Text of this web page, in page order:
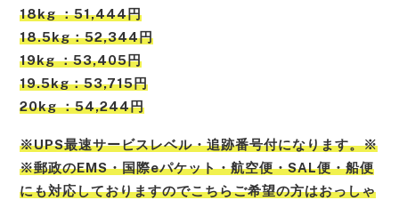
18kg ：51,444円
18.5kg：52,344円
19kg ：53,405円
19.5kg：53,715円
20kg ：54,244円
※UPS最速サービスレベル・追跡番号付になります。※
※郵政のEMS・国際eパケット・航空便・SAL便・船便
にも対応しておりますのでこちらご希望の方はおっしゃ